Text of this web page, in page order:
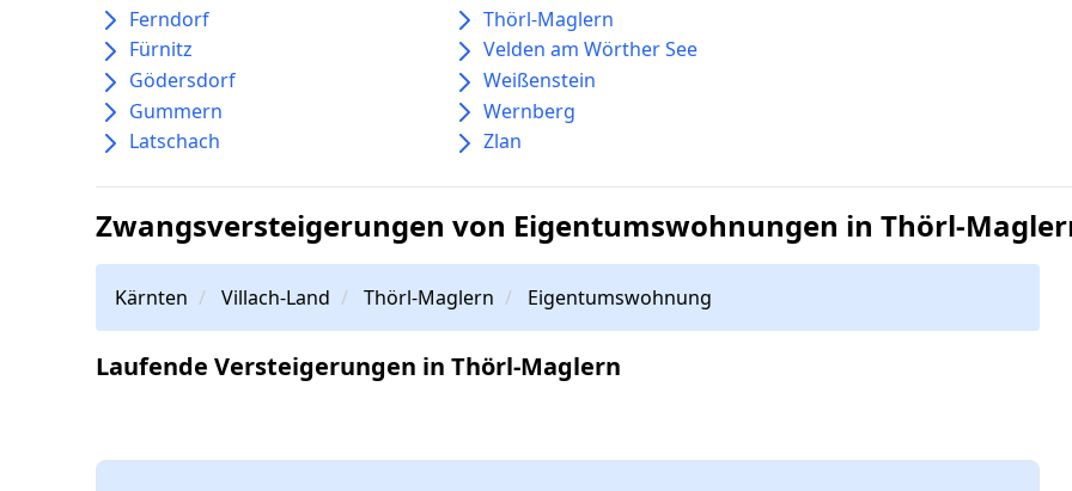
Ferndorf
Fürnitz
Gödersdorf
Gummern
Latschach
Thörl-Maglern
Velden am Wörther See
Weißenstein
Wernberg
Zlan
Zwangsversteigerungen von Eigentumswohnungen in Thörl-
Kärnten Villach-Land Thörl-Maglern Eigentumswohnung
Laufende Versteigerungen in Thörl-Maglern